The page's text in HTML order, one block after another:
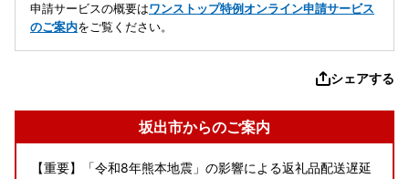
申請サービスの概要はワンストップ特例オンライン申請サービス
のご案内をご覧ください。
シェアする
坂出市からのご案内
【重要】「令和8年熊本地震」の影響による返礼品配送遅延